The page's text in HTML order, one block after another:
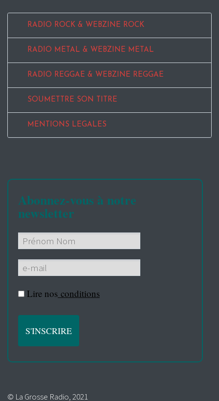
RADIO ROCK & WEBZINE ROCK
RADIO METAL & WEBZINE METAL
RADIO REGGAE & WEBZINE REGGAE
SOUMETTRE SON TITRE
MENTIONS LEGALES
Abonnez-vous à notre
newsletter
Lire nos conditions
© La Grosse Radio, 2021